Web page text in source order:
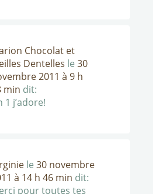
Chocolat et
Dentelles le 30
2011 à 9 h
min dit:
1 j’adore!
le 30 novembre
à 14 h 46 min dit:
pour toutes tes